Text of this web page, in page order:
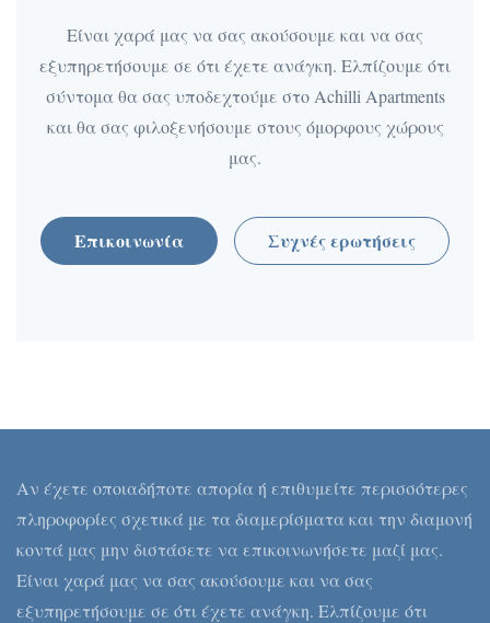
Είναι χαρά μας να σας ακούσουμε και να σας
εξυπηρετήσουμε σε ότι έχετε ανάγκη. Ελπίζουμε ότι
σύντομα θα σας υποδεχτούμε στο Achilli Apartments
και θα σας φιλοξενήσουμε στους όμορφους χώρους
μας.
Επικοινωνία Συχνές ερωτήσεις
Αν έχετε οποιαδήποτε απορία ή επιθυμείτε περισσότερες
πληροφορίες σχετικά με τα διαμερίσματα και την διαμονή
κοντά μας μην διστάσετε να επικοινωνήσετε μαζί μας.
Είναι χαρά μας να σας ακούσουμε και να σας
εξυπηρετήσουμε σε ότι έχετε ανάγκη. Ελπίζουμε ότι